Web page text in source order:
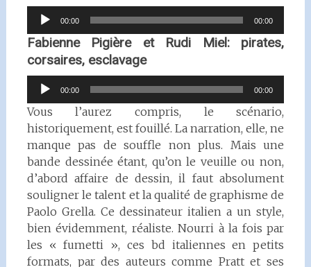
Lecteur
audio
00:00 00:00
Fabienne Pigière et Rudi Miel: pirates,
corsaires, esclavage
Lecteur
audio
00:00 00:00
Vous l’aurez compris, le scénario,
historiquement, est fouillé. La narration, elle, ne
manque pas de souffle non plus. Mais une
bande dessinée étant, qu’on le veuille ou non,
d’abord affaire de dessin, il faut absolument
souligner le talent et la qualité de graphisme de
Paolo Grella. Ce dessinateur italien a un style,
bien évidemment, réaliste. Nourri à la fois par
les « fumetti », ces bd italiennes en petits
formats, par des auteurs comme Pratt et ses